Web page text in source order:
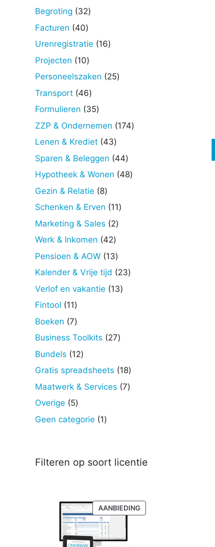
Begroting 3232
Facturen 4040
producten
Urenregistratie 1616
Projecten 1010
producten
Personeelszaken 2525
Transport 4646
producten
Formulieren 3535
producten
ZZP & Ondernemen 174174
Lenen & Krediet 4343
producten
Sparen & Beleggen 4444
producten
Hypotheek & Wonen 4848
Gezin & Relatie 88
producten
Schenken & Erven 1111
Marketing & Sales 22
Werk & Inkomen 4242
producten
Pensioen & AOW 1313
producten
Kalender & Vrije tijd 2323
Verlof en vakantie 1313
Fintool 1111
producten
Boeken 77
producten
Business Toolkits 2727
Bundels 1212
producten
Gratis spreadsheets 1818
producten
Maatwerk & Services 77
Overige 55
producten
Geen categorie 11
Filteren op soort licentie
AANBIEDINGPRODUCT
IN